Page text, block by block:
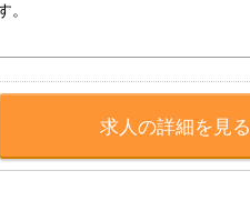
。
求人の詳細を見る